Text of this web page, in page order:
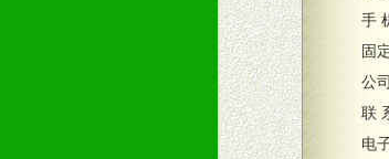
五、退换货制度
1、给予前期市场操
2、对于临期，滞销
六、服务优势
1、完善的信息服务
手
固
公
联
电